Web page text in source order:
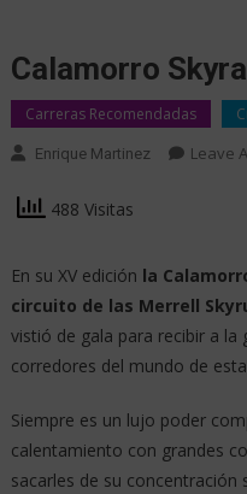
Calamorro
Carreras Recomendadas
Enrique Martinez Leave
488 Visitas
En su XV edición la
circuito de las Merrell
vistió de gala para recibir a
corredores del mundo de
Siempre es un lujo poder
calentamiento con grandes
sacarles de su